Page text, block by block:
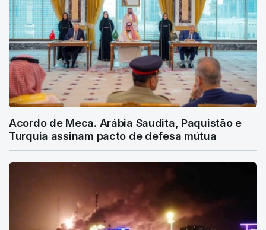
Acordo de Meca. Arábia Saudita, Paquistão e
Turquia assinam pacto de defesa mútua